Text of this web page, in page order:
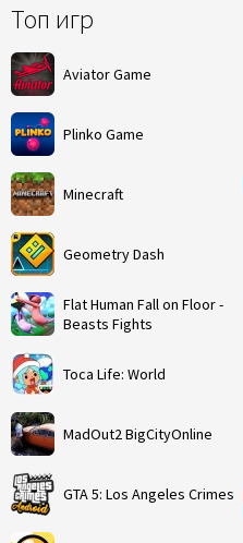
Топ игр
Aviator Game
Plinko Game
Minecraft
Geometry Dash
Flat Human Fall on Floor -
Beasts Fights
Toca Life: World
MadOut2 BigCityOnline
GTA 5: Los Angeles Crimes